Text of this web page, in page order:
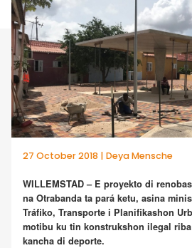
27 October 2018 | Deya Mensche
WILLEMSTAD – E proyekto di
na Otrabanda ta pará ketu, asina
Tráfiko, Transporte i Planifikashon
motibu ku tin konstrukshon ilegal
kancha di deporte.